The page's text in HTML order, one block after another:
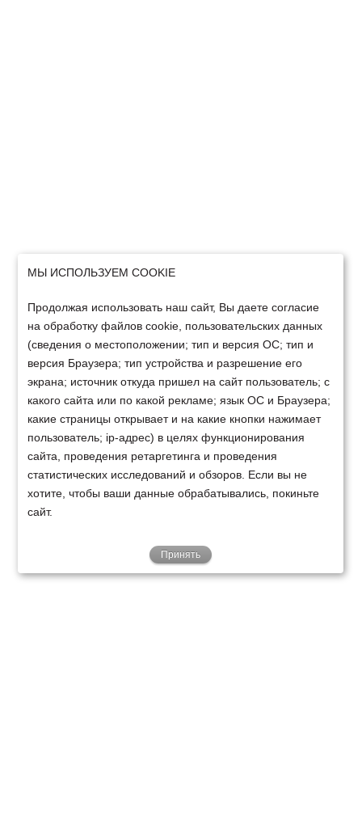
МЫ ИСПОЛЬЗУЕМ COOKIE
Продолжая использовать наш сайт, Вы даете согласие
на обработку файлов cookie, пользовательских данных
(сведения о местоположении; тип и версия ОС; тип и
версия Браузера; тип устройства и разрешение его
экрана; источник откуда пришел на сайт пользователь; с
какого сайта или по какой рекламе; язык ОС и Браузера;
какие страницы открывает и на какие кнопки нажимает
пользователь; ip-адрес) в целях функционирования
сайта, проведения ретаргетинга и проведения
статистических исследований и обзоров. Если вы не
хотите, чтобы ваши данные обрабатывались, покиньте
сайт.
Принять